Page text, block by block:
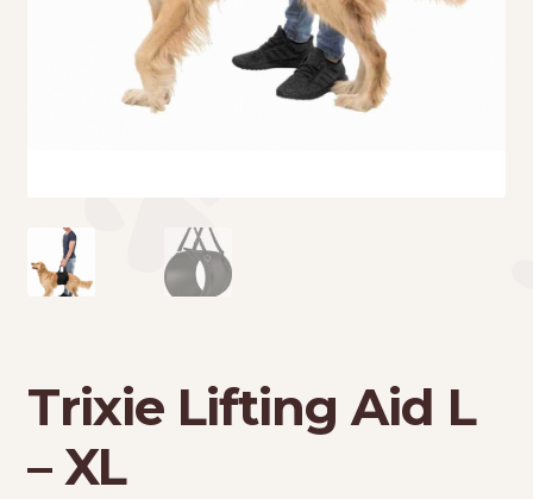
Trixie Lifting Aid L
– XL